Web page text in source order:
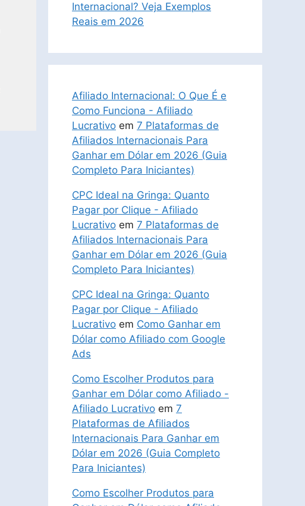
Internacional? Veja Exemplos
Reais em 2026
Afiliado Internacional: O Que É e
Como Funciona - Afiliado
Lucrativo em 7 Plataformas de
Afiliados Internacionais Para
Ganhar em Dólar em 2026 (Guia
Completo Para Iniciantes)
CPC Ideal na Gringa: Quanto
Pagar por Clique - Afiliado
Lucrativo em 7 Plataformas de
Afiliados Internacionais Para
Ganhar em Dólar em 2026 (Guia
Completo Para Iniciantes)
CPC Ideal na Gringa: Quanto
Pagar por Clique - Afiliado
Lucrativo em Como Ganhar em
Dólar como Afiliado com Google
Ads
Como Escolher Produtos para
Ganhar em Dólar como Afiliado -
Afiliado Lucrativo em 7
Plataformas de Afiliados
Internacionais Para Ganhar em
Dólar em 2026 (Guia Completo
Para Iniciantes)
Como Escolher Produtos para